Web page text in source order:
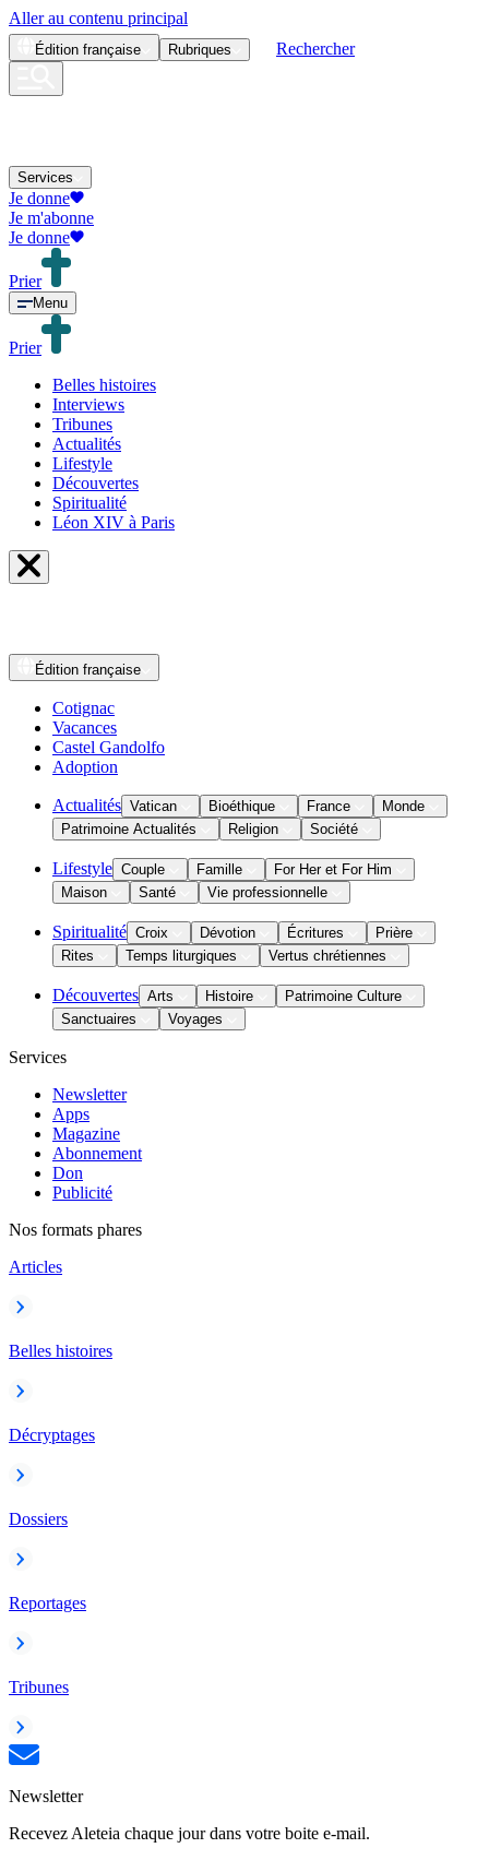
Aller au contenu principal
Édition française Rubriques Rechercher
Services
Je donne
Je m'abonne
Je donne
Prier
Menu
Prier
Belles histoires
Interviews
Tribunes
Actualités
Lifestyle
Découvertes
Spiritualité
Léon XIV à Paris
Édition française
Cotignac
Vacances
Castel Gandolfo
Adoption
Actualités Vatican Bioéthique France
Monde
Patrimoine Actualités
Religion Société
Lifestyle Couple Famille
For Her et For Him
Maison
Santé Vie professionnelle
Spiritualité Croix Dévotion Écritures
Prière
Rites
Temps liturgiques Vertus chrétiennes
Découvertes Arts Histoire
Patrimoine Culture
Sanctuaires
Voyages
Services
Newsletter
Apps
Magazine
Abonnement
Don
Publicité
Nos formats phares
Articles
Belles histoires
Décryptages
Dossiers
Reportages
Tribunes
Newsletter
Recevez Aleteia chaque jour dans votre boite e-mail.